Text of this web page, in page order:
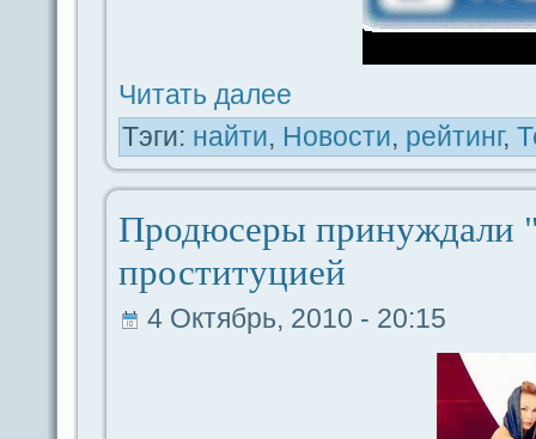
Читать дaлее
Тэги: найти, Новости, рейтинг,
Продюceры принуждaли
проституцией
4 Октябрь, 2010 - 20:15